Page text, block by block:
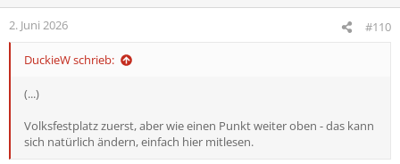
2. Juni 2026 #110
DuckieW schrieb:
(...)
Volksfestplatz zuerst, aber wie einen Punkt weiter oben - das kann
sich natürlich ändern, einfach hier mitlesen.